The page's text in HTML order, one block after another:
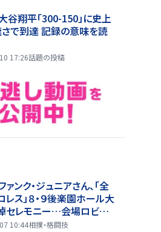
大谷翔平「300-150」に史上
で到達 記録の意味を読
17:26話題の投稿
ァンク・ジュニアさん、「全
レス」８・９後楽園ホール大
セレモニー…会場ロビー
を設置
10:44相撲・格闘技